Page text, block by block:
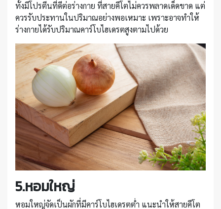
ทั้งมีโปรตีนที่ดีต่อร่างกาย ที่สายคีโตไม่ควรพลาดเด็ดขาด แต่
ควรรับประทานในปริมาณอย่างพอเหมาะ เพราะอาจทำให้
ร่างกายได้รับปริมาณคาร์โบไฮเดรตสูงตามไปด้วย
5.หอมใหญ่
หอมใหญ่จัดเป็นผักที่มีคาร์โบไฮเดรตต่ำ แนะนำให้สายคีโต